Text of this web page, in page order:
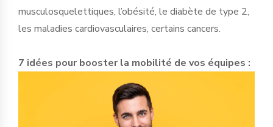
musculosquelettiques, l’obésité, le diabète de type 2,
les maladies cardiovasculaires, certains cancers.
7 idées pour booster la mobilité de vos équipes :